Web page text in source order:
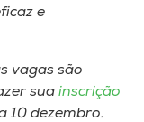
e
vagas são
sua inscrição
10 dezembro.